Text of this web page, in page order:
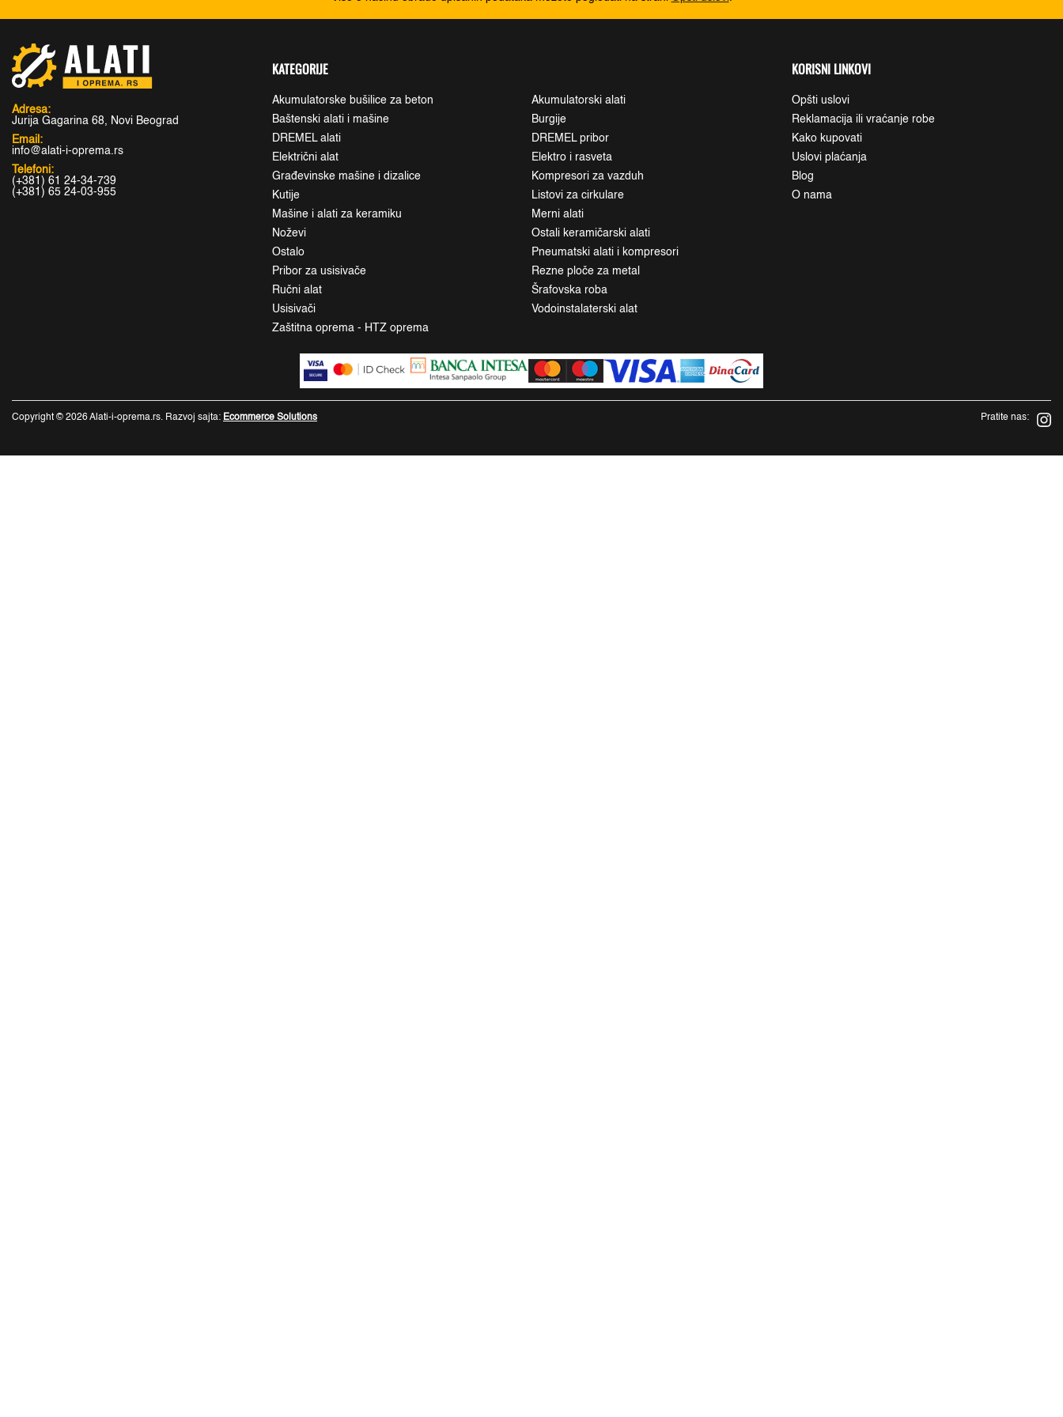
Adresa:
Jurija Gagarina 68, Novi Beograd
Email:
info@alati-i-oprema.rs
Telefoni:
(+381) 61 24-34-739
(+381) 65 24-03-955
KATEGORIJE
Akumulatorske bušilice za beton
Akumulatorski alati
Baštenski alati i mašine
Burgije
DREMEL alati
DREMEL pribor
Električni alat
Elektro i rasveta
Građevinske mašine i dizalice
Kompresori za vazduh
Kutije
Listovi za cirkulare
Mašine i alati za keramiku
Merni alati
Noževi
Ostali keramičarski alati
Ostalo
Pneumatski alati i kompresori
Pribor za usisivače
Rezne ploče za metal
Ručni alat
Šrafovska roba
Usisivači
Vodoinstalaterski alat
Zaštitna oprema - HTZ oprema
KORISNI LINKOVI
Opšti uslovi
Reklamacija ili vraćanje robe
Kako kupovati
Uslovi plaćanja
Blog
O nama
Copyright © 2026 Alati-i-oprema.rs. Razvoj sajta: Ecommerce Solutions Pratite nas: